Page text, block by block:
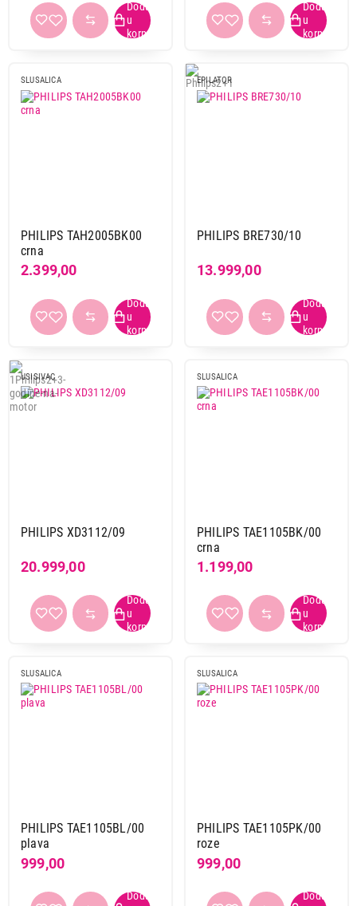
SMART HOME SECKALICE
KUVALA ZA VODU SIJALICE
SLUSALICA
PHILIPS TAH2005BK00
crna
2.399,00
EPILATOR
PHILIPS BRE730/10
13.999,00
USISIVAC
PHILIPS XD3112/09
20.999,00
SLUSALICA
PHILIPS TAE1105BK/00
crna
1.199,00
SLUSALICA
PHILIPS TAE1105BL/00
plava
999,00
SLUSALICA
PHILIPS TAE1105PK/00
roze
999,00